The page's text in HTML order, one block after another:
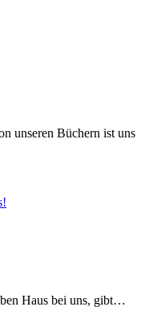
unseren Büchern ist uns
Haus bei uns, gibt…